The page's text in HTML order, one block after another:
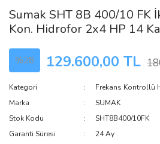
Sumak SHT 8B 400/10 FK
Kon. Hidrofor 2x4 HP 14
%28 129.600,00 TL
Kategori
Frekans Kontrollü
Marka
SUMAK
Stok Kodu
SHT8B400/10FK
Garanti Süresi
24 Ay